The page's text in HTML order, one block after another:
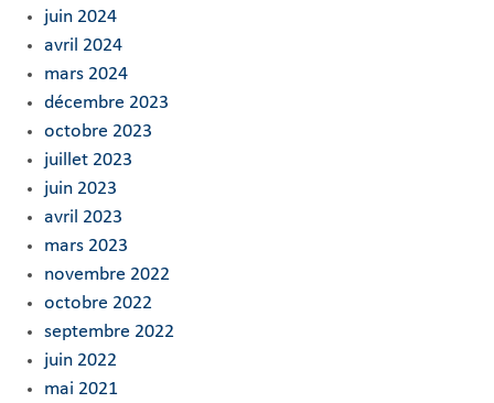
juin 2024
avril 2024
mars 2024
décembre 2023
octobre 2023
juillet 2023
juin 2023
avril 2023
mars 2023
novembre 2022
octobre 2022
septembre 2022
juin 2022
mai 2021